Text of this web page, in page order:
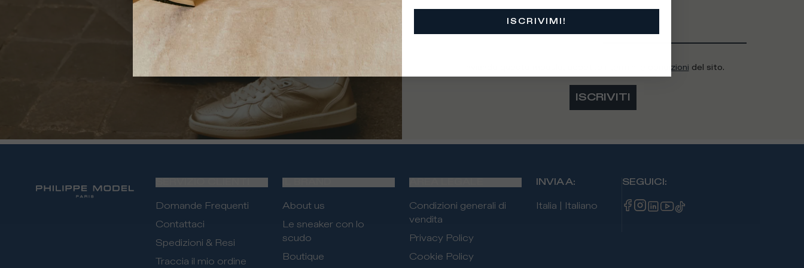
termini e condizioni del sito.
ISCRIVITI
Domande Frequenti
Contattaci
Spedizioni & Resi
Traccia il mio ordine
About us
Le sneaker con lo
scudo
Boutique
Condizioni generali di
vendita
Privacy Policy
Cookie Policy
INVIA A:
Italia
Italiano
SEGUICI:
Vedi tutti i paesi
ISCRIVIMI!